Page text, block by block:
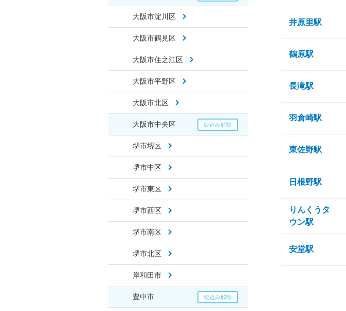
大阪市淀川区
大阪市鶴見区
大阪市住之江区
大阪市平野区
大阪市北区
大阪市中央区
堺市堺区
堺市中区
堺市東区
堺市西区
堺市南区
堺市北区
岸和田市
豊中市
井原里駅
鶴原駅
長滝駅
羽倉崎駅
東佐野駅
日根野駅
りんくうタ
ウン駅
安堂駅